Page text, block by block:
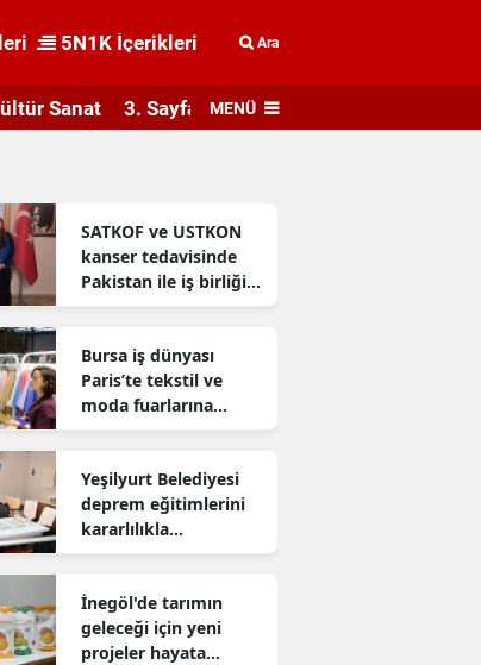
5N1K İçerikleri Ara
Sanat 3. Sayfa MENÜ
SATKOF ve USTKON
kanser tedavisinde
Pakistan ile iş birliği
geliştiriyor
Bursa iş dünyası
Paris’te tekstil ve
moda fuarlarına
katıldı
Yeşilyurt Belediyesi
deprem eğitimlerini
kararlılıkla
sürdürüyor
İnegöl'de tarımın
geleceği için yeni
projeler hayata